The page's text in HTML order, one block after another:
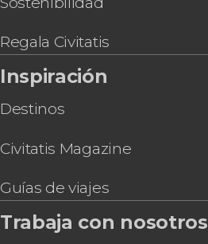
Regala Civitatis
Inspiración
Destinos
Civitatis Magazine
Guías de viajes
Trabaja con nosotros